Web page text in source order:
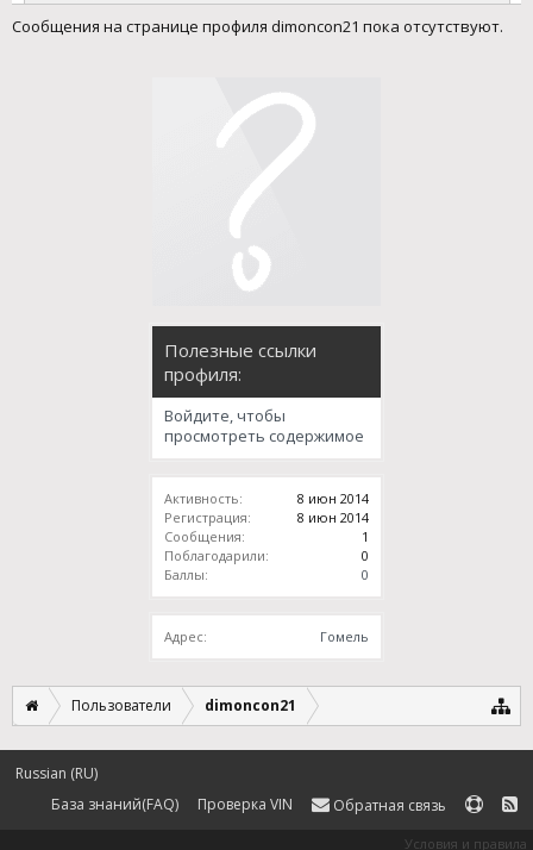
Полезные ссылки
профиля:
Войдите, чтобы
просмотреть содержимое
Активность:
8 июн 2014
Регистрация:
8 июн 2014
Сообщения:
1
Поблагодарили:
0
Баллы:
0
Адрес: Гомель
Сообщения на странице профиля dimoncon21 пока отсутствуют.
Пользователи dimoncon21
Russian (RU)
База знаний(FAQ)
Проверка VIN Обратная связь
Условия и правила